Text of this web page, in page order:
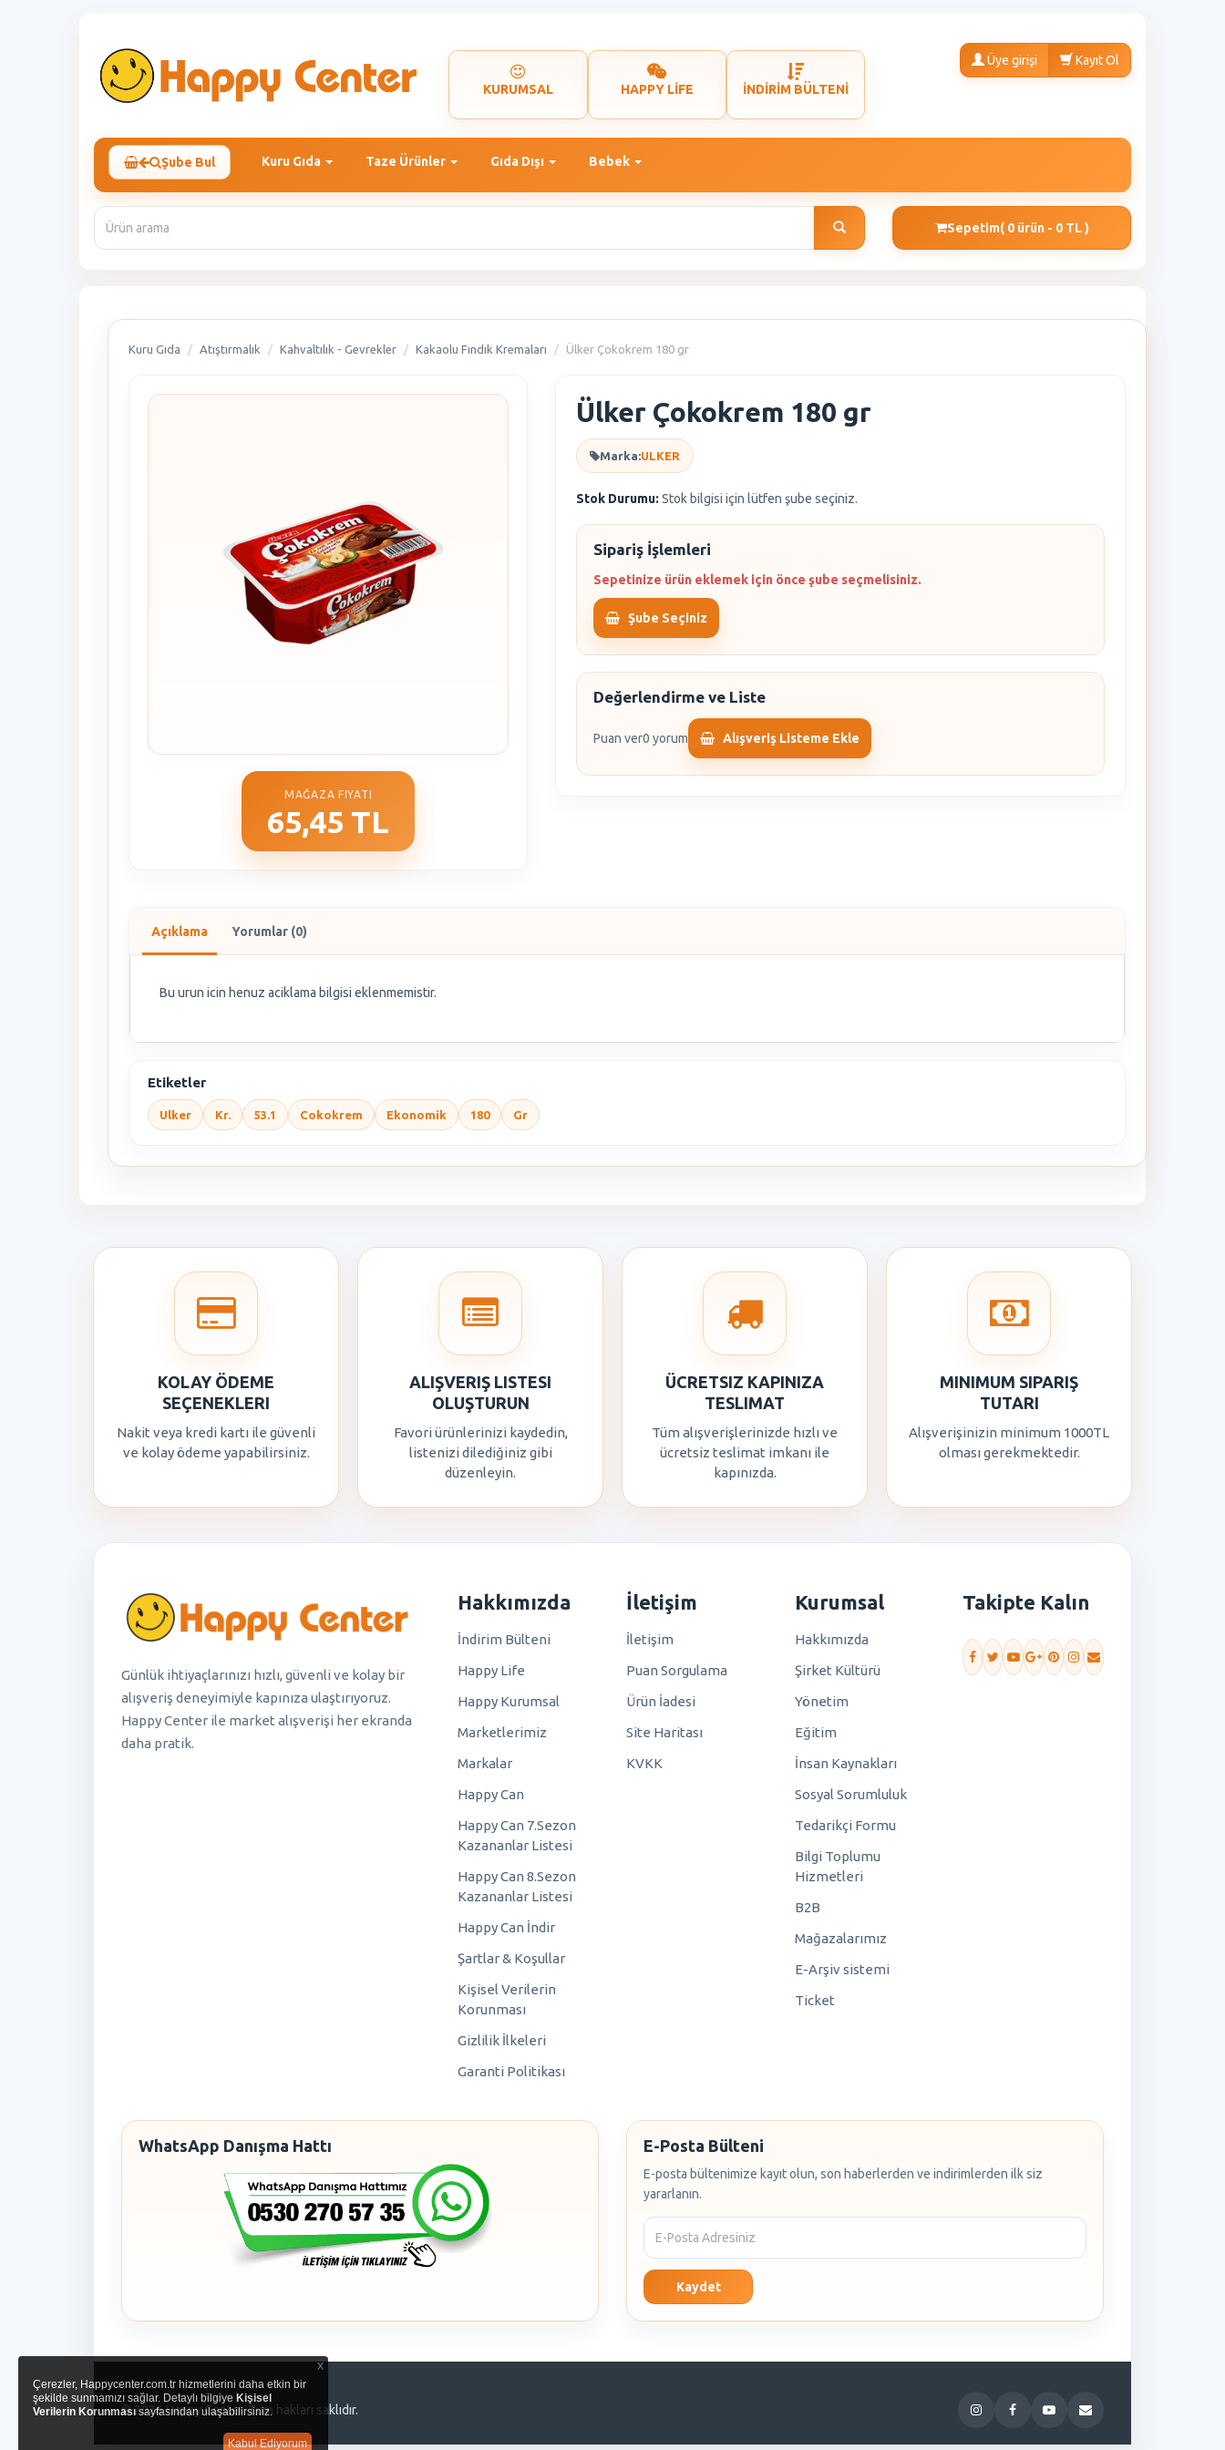
KURUMSAL HAPPY LİFE İNDİRİM BÜLTENİ
Üye girişi Kayıt Ol
Şube Bul Kuru Gıda Taze Ürünler Gıda Dışı Bebek
Sepetim( 0 ürün - 0 TL )
Kuru Gıda Atıştırmalık Kahvaltılık - Gevrekler Kakaolu Fındık Kremaları Ülker Çokokrem 180 gr
MAĞAZA FIYATI
65,45 TL
Ülker Çokokrem 180 gr
Marka:ULKER
Stok Durumu: Stok bilgisi için lütfen şube seçiniz.
Sipariş İşlemleri
Sepetinize ürün eklemek için önce şube seçmelisiniz.
Şube Seçiniz
Değerlendirme ve Liste
Puan ver0 yorum Alışveriş Listeme Ekle
Açıklama Yorumlar (0)
Bu urun icin henuz aciklama bilgisi eklenmemistir.
Etiketler
Ulker Kr. 53.1 Cokokrem Ekonomik 180 Gr
KOLAY ÖDEME
SEÇENEKLERI
Nakit veya kredi kartı ile güvenli
ve kolay ödeme yapabilirsiniz.
ALIŞVERIŞ LISTESI
OLUŞTURUN
Favori ürünlerinizi kaydedin,
listenizi dilediğiniz gibi
düzenleyin.
ÜCRETSIZ KAPINIZA
TESLIMAT
Tüm alışverişlerinizde hızlı ve
ücretsiz teslimat imkanı ile
kapınızda.
MINIMUM SIPARIŞ
TUTARI
Alışverişinizin minimum 1000TL
olması gerekmektedir.
Günlük ihtiyaçlarınızı hızlı, güvenli ve kolay bir
alışveriş deneyimiyle kapınıza ulaştırıyoruz.
Happy Center ile market alışverişi her ekranda
daha pratik.
Hakkımızda
İndirim Bülteni
Happy Life
Happy Kurumsal
Marketlerimiz
Markalar
Happy Can
Happy Can 7.Sezon
Kazananlar Listesi
Happy Can 8.Sezon
Kazananlar Listesi
Happy Can İndir
Şartlar & Koşullar
Kişisel Verilerin
Korunması
Gizlilik İlkeleri
Garanti Politikası
İletişim
İletişim
Puan Sorgulama
Ürün İadesi
Site Haritası
KVKK
Kurumsal
Hakkımızda
Şirket Kültürü
Yönetim
Eğitim
İnsan Kaynakları
Sosyal Sorumluluk
Tedarikçi Formu
Bilgi Toplumu
Hizmetleri
B2B
Mağazalarımız
E-Arşiv sistemi
Ticket
Takipte Kalın
WhatsApp Danışma Hattı E-Posta Bülteni
E-posta bültenimize kayıt olun, son haberlerden ve indirimlerden ilk siz
yararlanın.
Kaydet
© 2026 Happy Center. Tüm hakları saklıdır.
x
Çerezler, Happycenter.com.tr hizmetlerini daha etkin bir
şekilde sunmamızı sağlar. Detaylı bilgiye Kişisel
Verilerin Korunmasısayfasından ulaşabilirsiniz.
Kabul Ediyorum